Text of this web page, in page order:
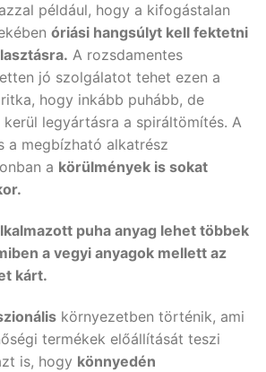
például, hogy a kifogástalan
óriási hangsúlyt kell fektetni
A rozsdamentes
jó szolgálatot tehet ezen a
hogy inkább puhább, de
legyártásra a spiráltömítés. A
a megbízható alkatrész
a körülmények is sokat
puha anyag lehet többek
a vegyi anyagok mellett az
kárt.
környezetben történik, ami
termékek előállítását teszi
is, hogy könnyedén